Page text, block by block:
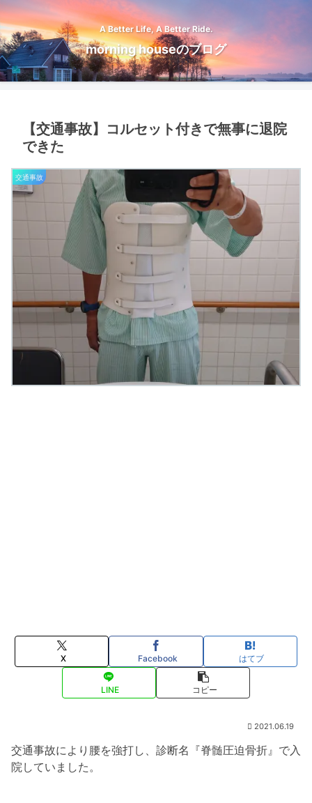
A Better Life, A Better Ride.
morning houseのブログ
【交通事故】コルセット付きで無事に退院
できた
交通事故
X Facebook はてブ
LINE コピー
2021.06.19
交通事故により腰を強打し、診断名『脊髄圧迫骨折』で入
院していました。